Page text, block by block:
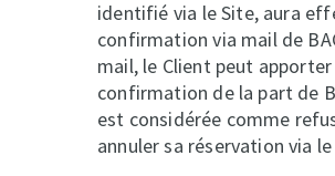
identifié via le Site, aura
confirmation via mail de
mail, le Client peut
confirmation de la part de
est considérée comme
annuler sa réservation via